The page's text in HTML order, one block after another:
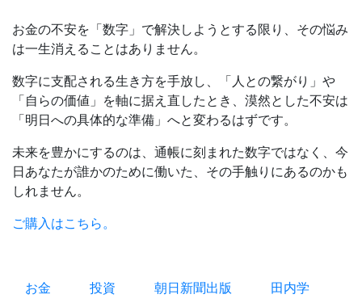
お金の不安を「数字」で解決しようとする限り、その悩み
は一生消えることはありません。
数字に支配される生き方を手放し、「人との繋がり」や
「自らの価値」を軸に据え直したとき、漠然とした不安は
「明日への具体的な準備」へと変わるはずです。
未来を豊かにするのは、通帳に刻まれた数字ではなく、今
日あなたが誰かのために働いた、その手触りにあるのかも
しれません。
ご購入はこちら。
お金 投資 朝日新聞出版 田内学